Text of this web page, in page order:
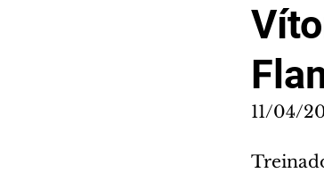
11/04/